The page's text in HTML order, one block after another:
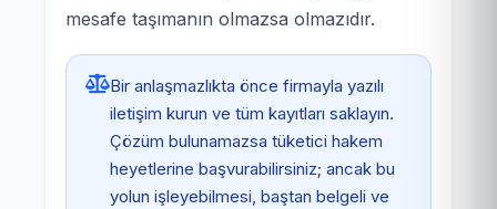
mesafe taşımanın olmazsa olmazıdır.
Bir anlaşmazlıkta önce firmayla yazılı
iletişim kurun ve tüm kayıtları saklayın.
Çözüm bulunamazsa tüketici hakem
heyetlerine başvurabilirsiniz; ancak bu
yolun işleyebilmesi, baştan belgeli ve